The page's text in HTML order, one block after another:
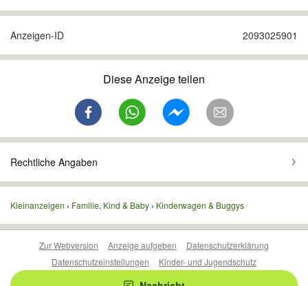
Anzeigen-ID 2093025901
Diese Anzeige teilen
Rechtliche Angaben
Kleinanzeigen Familie, Kind & Baby Kinderwagen & Buggys
Zur Webversion Anzeige aufgeben
Datenschutzerklärung
Datenschutzeinstellungen
Kinder- und Jugendschutz
Barrierefreiheitserklärung